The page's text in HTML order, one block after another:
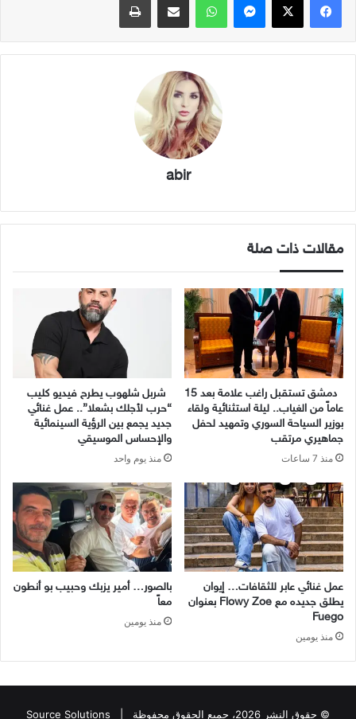
abir
مقالات ذات صلة
دمشق تستقبل راغب علامة بعد 15
عاماً من الغياب.. ليلة استثنائية ولقاء
بوزير السياحة السوري وتمهيد لحفل
جماهيري مرتقب
منذ 7 ساعات
شربل شلهوب يطرح فيديو كليب
“حرب لأجلك بشعلا”.. عمل غنائي
جديد يجمع بين الرؤية السينمائية
والإحساس الموسيقي
منذ يوم واحد
عمل غنائي عابر للثقافات… إيوان
يطلق جديده مع Flowy Zoe بعنوان
Fuego
منذ يومين
بالصور… أمير يزبك وحبيب بو أنطون
معاً
منذ يومين
© حقوق النشر 2026، جميع الحقوق محفوظة | Source Solutions